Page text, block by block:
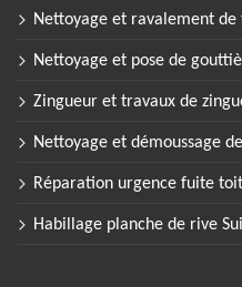
Nettoyage et ravalement de
Nettoyage et pose de
Zingueur et travaux de
Nettoyage et démoussage
Réparation urgence fuite
Habillage planche de rive